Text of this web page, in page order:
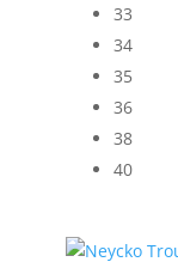
33
34
35
36
38
40